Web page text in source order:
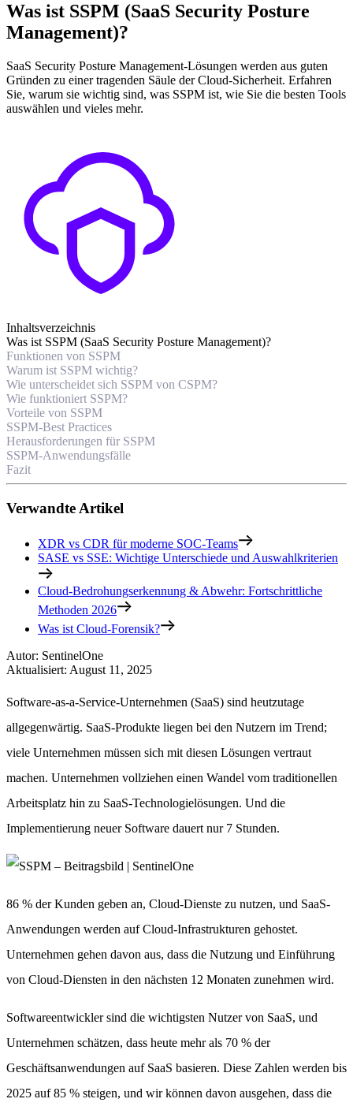
Was ist SSPM (SaaS Security Posture
Management)?
SaaS Security Posture Management-Lösungen werden aus guten
Gründen zu einer tragenden Säule der Cloud-Sicherheit. Erfahren
Sie, warum sie wichtig sind, was SSPM ist, wie Sie die besten Tools
auswählen und vieles mehr.
Inhaltsverzeichnis
Was ist SSPM (SaaS Security Posture Management)?
Funktionen von SSPM
Warum ist SSPM wichtig?
Wie unterscheidet sich SSPM von CSPM?
Wie funktioniert SSPM?
Vorteile von SSPM
SSPM-Best Practices
Herausforderungen für SSPM
SSPM-Anwendungsfälle
Fazit
Verwandte Artikel
XDR vs CDR für moderne SOC-Teams
SASE vs SSE: Wichtige Unterschiede und Auswahlkriterien
Cloud-Bedrohungserkennung & Abwehr: Fortschrittliche
Methoden 2026
Was ist Cloud-Forensik?
Autor: SentinelOne
Aktualisiert: August 11, 2025
Software-as-a-Service-Unternehmen (SaaS) sind heutzutage
allgegenwärtig. SaaS-Produkte liegen bei den Nutzern im Trend;
viele Unternehmen müssen sich mit diesen Lösungen vertraut
machen. Unternehmen vollziehen einen Wandel vom traditionellen
Arbeitsplatz hin zu SaaS-Technologielösungen. Und die
Implementierung neuer Software dauert nur 7 Stunden.
86 % der Kunden geben an, Cloud-Dienste zu nutzen, und SaaS-
Anwendungen werden auf Cloud-Infrastrukturen gehostet.
Unternehmen gehen davon aus, dass die Nutzung und Einführung
von Cloud-Diensten in den nächsten 12 Monaten zunehmen wird.
Softwareentwickler sind die wichtigsten Nutzer von SaaS, und
Unternehmen schätzen, dass heute mehr als 70 % der
Geschäftsanwendungen auf SaaS basieren. Diese Zahlen werden bis
2025 auf 85 % steigen, und wir können davon ausgehen, dass die